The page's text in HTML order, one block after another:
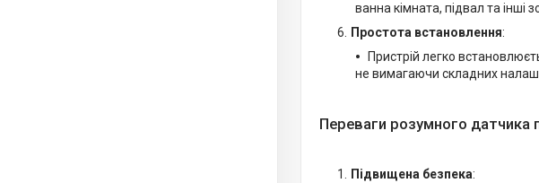
ванна кімната, підвал та інші
Простота встановлення:
Пристрій легко
не вимагаючи складних
Переваги розумного датчика
Підвищена безпека: